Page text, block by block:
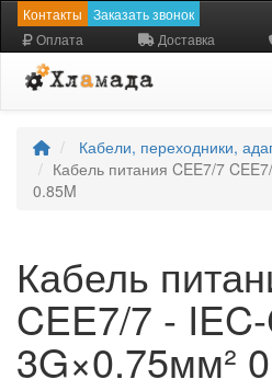
Контакты Заказать звонок
Оплата Доставка
Кабели, переходники,
Кабель питания CEE7/7
0.85M
Кабель
CEE7/7 -
3G×0.75мм²